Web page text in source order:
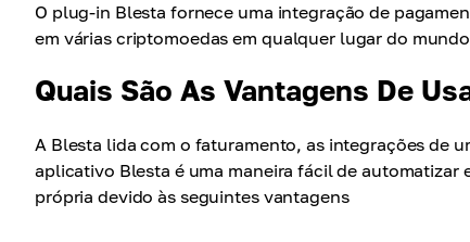
O plug-in Blesta fornece uma integração de
em várias criptomoedas em qualquer lugar do
Quais São As Vantagens De
A Blesta lida com o faturamento, as integrações de
aplicativo Blesta é uma maneira fácil de
própria devido às seguintes vantagens